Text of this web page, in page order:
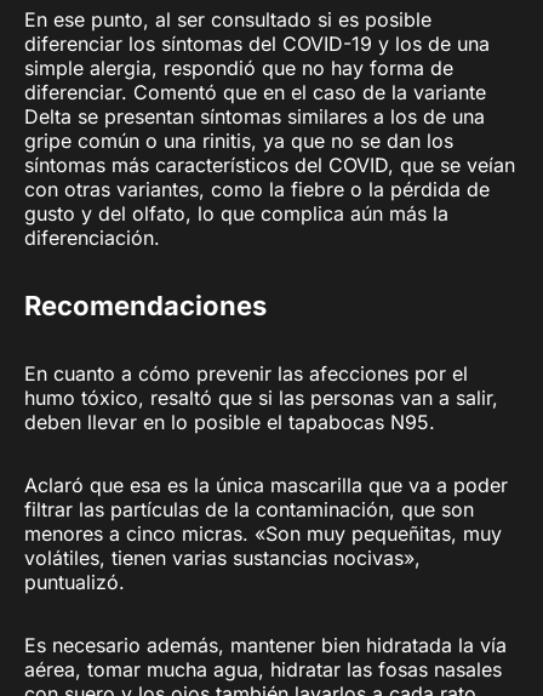
En ese punto, al ser consultado si es posible
diferenciar los síntomas del COVID-19 y los de una
simple alergia, respondió que no hay forma de
diferenciar. Comentó que en el caso de la variante
Delta se presentan síntomas similares a los de una
gripe común o una rinitis, ya que no se dan los
síntomas más característicos del COVID, que se veían
con otras variantes, como la fiebre o la pérdida de
gusto y del olfato, lo que complica aún más la
diferenciación.
Recomendaciones
En cuanto a cómo prevenir las afecciones por el
humo tóxico, resaltó que si las personas van a salir,
deben llevar en lo posible el tapabocas N95.
Aclaró que esa es la única mascarilla que va a poder
filtrar las partículas de la contaminación, que son
menores a cinco micras. «Son muy pequeñitas, muy
volátiles, tienen varias sustancias nocivas»,
puntualizó.
Es necesario además, mantener bien hidratada la vía
aérea, tomar mucha agua, hidratar las fosas nasales